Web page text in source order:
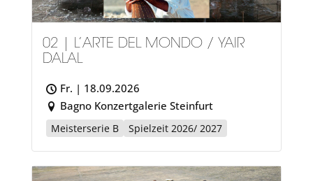
02 | L’ARTE DEL MONDO / YAIR
DALAL
Fr. | 18.09.2026
Bagno Konzertgalerie Steinfurt
Meisterserie B Spielzeit 2026/ 2027